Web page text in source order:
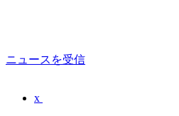
ニュースを受信
x